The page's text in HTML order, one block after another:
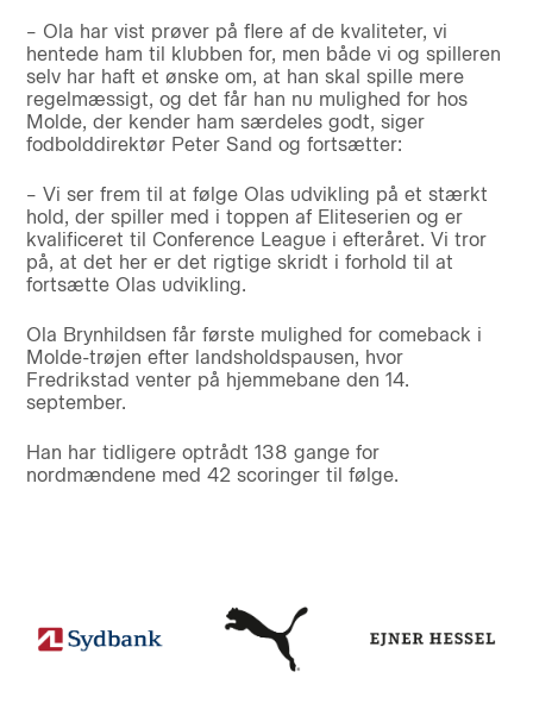
– Ola har vist prøver på flere af de kvaliteter, vi
hentede ham til klubben for, men både vi og spilleren
selv har haft et ønske om, at han skal spille mere
regelmæssigt, og det får han nu mulighed for hos
Molde, der kender ham særdeles godt, siger
fodbolddirektør Peter Sand og fortsætter:
– Vi ser frem til at følge Olas udvikling på et stærkt
hold, der spiller med i toppen af Eliteserien og er
kvalificeret til Conference League i efteråret. Vi tror
på, at det her er det rigtige skridt i forhold til at
fortsætte Olas udvikling.
Ola Brynhildsen får første mulighed for comeback i
Molde-trøjen efter landsholdspausen, hvor
Fredrikstad venter på hjemmebane den 14.
september.
Han har tidligere optrådt 138 gange for
nordmændene med 42 scoringer til følge.